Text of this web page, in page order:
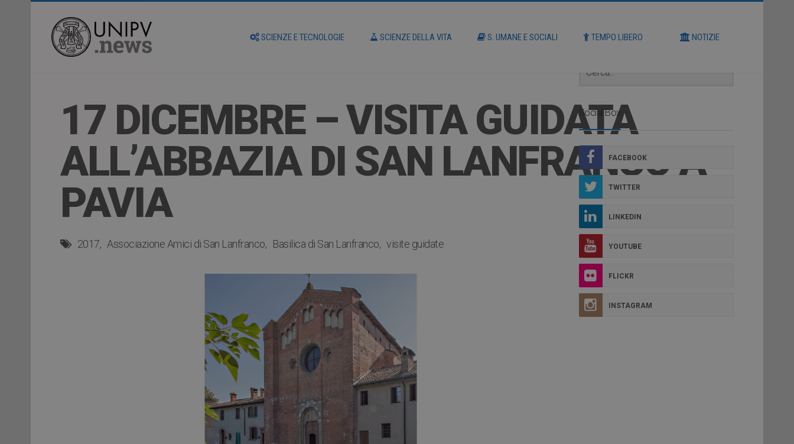
SCIENZE E TECNOLOGIE SCIENZE DELLA VITA S. UMANE E SOCIALI TEMPO LIBERO NOTIZIE
17 DICEMBRE – VISITA GUIDATA
ALL’ABBAZIA DI SAN LANFRANCO A
PAVIA
2017 Associazione Amici di San Lanfranco Basilica di San Lanfranco visite guidate
Social Box
FACEBOOK
TWITTER
LINKEDIN
YOUTUBE
FLICKR
INSTAGRAM